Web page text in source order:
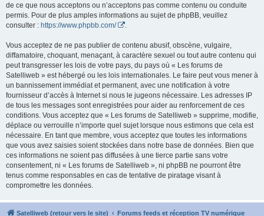
de ce que nous acceptons ou n’acceptons pas comme contenu ou conduite
permis. Pour de plus amples informations au sujet de phpBB, veuillez
consulter : https://www.phpbb.com/
Vous acceptez de ne pas publier de contenu abusif, obscène, vulgaire,
diffamatoire, choquant, menaçant, à caractère sexuel ou tout autre contenu qui
peut transgresser les lois de votre pays, du pays où « Les forums de
Satelliweb » est hébergé ou les lois internationales. Le faire peut vous mener à
un bannissement immédiat et permanent, avec une notification à votre
fournisseur d’accès à Internet si nous le jugeons nécessaire. Les adresses IP
de tous les messages sont enregistrées pour aider au renforcement de ces
conditions. Vous acceptez que « Les forums de Satelliweb » supprime, modifie,
déplace ou verrouille n’importe quel sujet lorsque nous estimons que cela est
nécessaire. En tant que membre, vous acceptez que toutes les informations
que vous avez saisies soient stockées dans notre base de données. Bien que
ces informations ne soient pas diffusées à une tierce partie sans votre
consentement, ni « Les forums de Satelliweb », ni phpBB ne pourront être
tenus comme responsables en cas de tentative de piratage visant à
compromettre les données.
Satelliweb (retour vers le site) Forums feeds et réception TV numérique